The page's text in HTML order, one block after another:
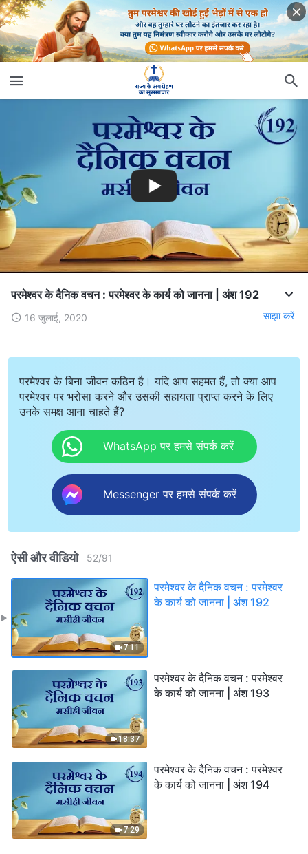
परमेश्वर के दैनिक वचन : परमेश्वर के कार्य को जानना | अंश 192
16 जुलाई, 2020 साझा करें
परमेश्वर के बिना जीवन कठिन है। यदि आप सहमत हैं, तो क्या आप
परमेश्वर पर भरोसा करने और उसकी सहायता प्राप्त करने के लिए
उनके समक्ष आना चाहते हैं?
WhatsApp पर हमसे संपर्क करें
Messenger पर हमसे संपर्क करें
ऐसी और वीडियो 52/91
7:11
परमेश्वर के दैनिक वचन : परमेश्वर
के कार्य को जानना | अंश 192
18:37
परमेश्वर के दैनिक वचन : परमेश्वर
के कार्य को जानना | अंश 193
7:29
परमेश्वर के दैनिक वचन : परमेश्वर
के कार्य को जानना | अंश 194